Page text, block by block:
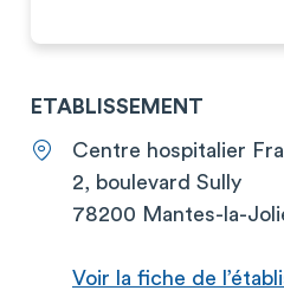
ETABLISSEMENT
Centre hospitalier
2, boulevard Sully
78200 Mantes-la-
Voir la fiche de